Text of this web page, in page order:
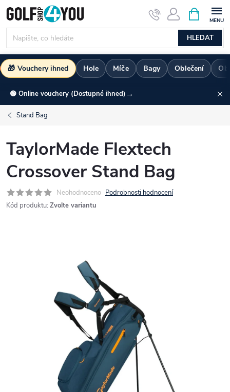
Přejít
na
obsah
HLEDAT
NÁKUPNÍ
KOŠÍK
🎁 Vouchery ihned Hole Míče Bagy Oblečení
🟢 Online vouchery (Dostupné ihned) →
Stand Bag
TaylorMade Flextech
Crossover Stand Bag
Neohodnoceno Podrobnosti hodnocení
Kód produktu: Zvolte variantu